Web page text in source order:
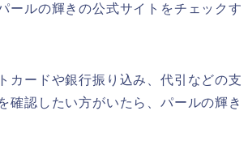
ールの輝きの公式サイトをチェックす
カードや銀行振り込み、代引などの支
確認したい方がいたら、パールの輝き